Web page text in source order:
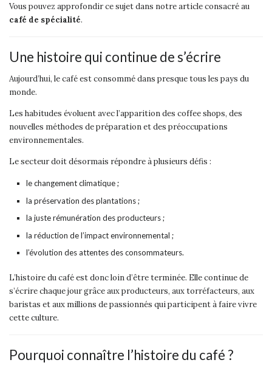
Vous pouvez approfondir ce sujet dans notre article consacré au
café de spécialité.
Une histoire qui continue de s’écrire
Aujourd’hui, le café est consommé dans presque tous les pays du
monde.
Les habitudes évoluent avec l’apparition des coffee shops, des
nouvelles méthodes de préparation et des préoccupations
environnementales.
Le secteur doit désormais répondre à plusieurs défis :
le changement climatique ;
la préservation des plantations ;
la juste rémunération des producteurs ;
la réduction de l’impact environnemental ;
l’évolution des attentes des consommateurs.
L’histoire du café est donc loin d’être terminée. Elle continue de
s’écrire chaque jour grâce aux producteurs, aux torréfacteurs, aux
baristas et aux millions de passionnés qui participent à faire vivre
cette culture.
Pourquoi connaître l’histoire du café ?